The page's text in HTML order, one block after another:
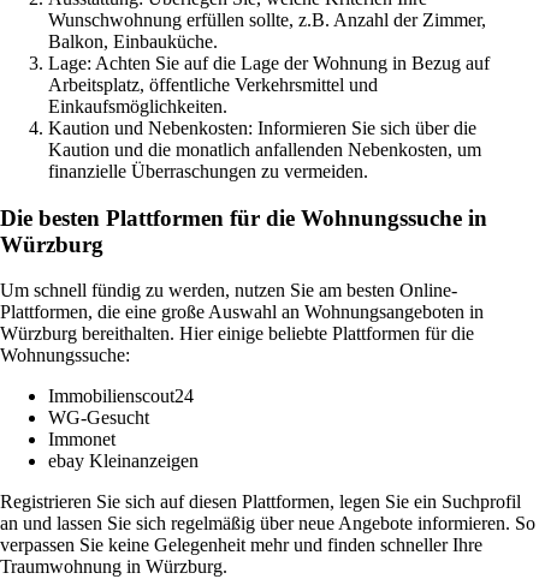
Wunschwohnung erfüllen sollte, z.B. Anzahl der Zimmer,
Balkon, Einbauküche.
Lage: Achten Sie auf die Lage der Wohnung in Bezug auf
Arbeitsplatz, öffentliche Verkehrsmittel und
Einkaufsmöglichkeiten.
Kaution und Nebenkosten: Informieren Sie sich über die
Kaution und die monatlich anfallenden Nebenkosten, um
finanzielle Überraschungen zu vermeiden.
Die besten Plattformen für die Wohnungssuche in
Würzburg
Um schnell fündig zu werden, nutzen Sie am besten Online-
Plattformen, die eine große Auswahl an Wohnungsangeboten in
Würzburg bereithalten. Hier einige beliebte Plattformen für die
Wohnungssuche:
Immobilienscout24
WG-Gesucht
Immonet
ebay Kleinanzeigen
Registrieren Sie sich auf diesen Plattformen, legen Sie ein Suchprofil
an und lassen Sie sich regelmäßig über neue Angebote informieren. So
verpassen Sie keine Gelegenheit mehr und finden schneller Ihre
Traumwohnung in Würzburg.